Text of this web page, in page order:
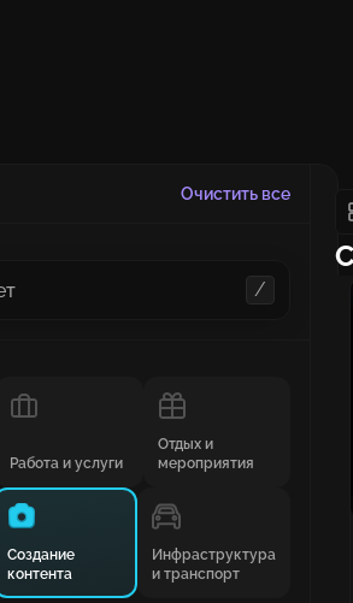
Очистить все
/
Работа и услуги
Отдых и
мероприятия
Создание
контента
Инфраструктура
и транспорт